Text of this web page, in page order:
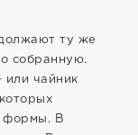
ту же
собранную.
или чайник
формы. В